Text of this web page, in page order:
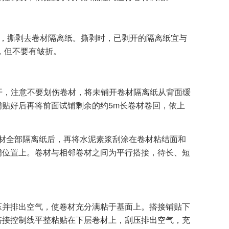
撕剥去卷材隔离纸。撕剥时，已剥开的隔离纸宜与
不要有皱折。
注意不要划伤卷材，将未铺开卷材隔离纸从背面缓
好后再将前面试铺剩余的约5m长卷材卷回，依上
部隔离纸后，再将水泥素浆刮涂在卷材粘结面和
置上。卷材与相邻卷材之间为平行搭接，待长、短
排出空气，使卷材充分满粘于基面上。搭接铺贴下
控制线平整粘贴在下层卷材上，刮压排出空气，充